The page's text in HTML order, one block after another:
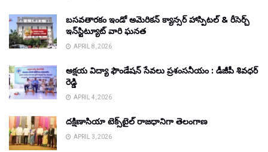
బసవతారకం ఇండో అమెరికన్ క్యాన్సర్ హాస్పిటల్ & రీసెర్చ్
ఇన్‌స్టిట్యూట్ వారి ఘనత
APRIL 8, 2026
అక్షయ విద్యా ఫౌండేషన్ సేవలు ప్రశంసనీయం : డీజీపీ శివధర్
రెడ్డి
APRIL 4, 2026
దక్షిణాసియా టెక్స్‌టైల్ రాజధానిగా తెలంగాణ
APRIL 3, 2026